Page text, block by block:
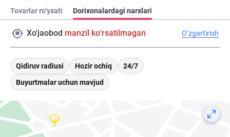
Tovarlar ro‘yxati Dorixonalardagi narxlari
Xo'jaobod manzil ko‘rsatilmagan O‘zgartirish
Qidiruv radiusi Hozir ochiq
24/7
Buyurtmalar uchun mavjud